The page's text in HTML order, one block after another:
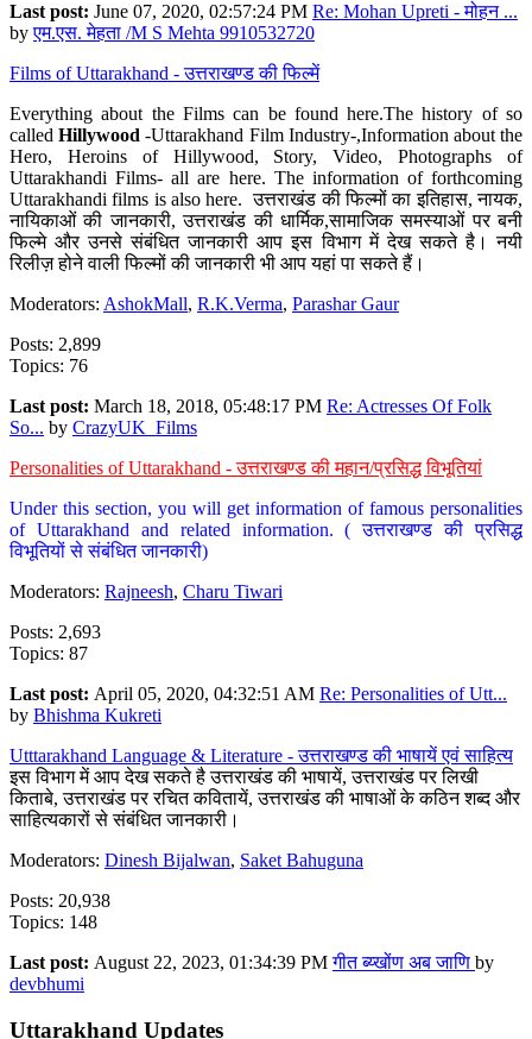
Last post: June 07, 2020, 02:57:24 PM Re: Mohan Upreti - मोहन ...
byएम.एस. मेहता /M S Mehta 9910532720
Films of Uttarakhand - उत्तराखण्ड की फिल्में
Everything about the Films can be found here.The history of so
calledHillywood-Uttarakhand Film Industry-,Information about the
Hero, Heroins of Hillywood, Story, Video, Photographs of
Uttarakhandi Films- all are here. The information of forthcoming
Uttarakhandi films is also here. उत्तराखंड की फिल्मों का इतिहास, नायक,
नायिकाओं की जानकारी, उत्तराखंड की धार्मिक,सामाजिक समस्याओं पर बनी
फिल्मे और उनसे संबंधित जानकारी आप इस विभाग में देख सकते है। नयी
रिलीज़ होने वाली फिल्मों की जानकारी भी आप यहां पा सकते हैं।
Moderators: AshokMall, R.K.Verma, Parashar Gaur
Posts: 2,899
Topics: 76
Last post: March 18, 2018, 05:48:17 PM Re: Actresses Of Folk
So... by CrazyUK_Films
Personalities of Uttarakhand - उत्तराखण्ड की महान/प्रसिद्ध विभूतियां
Under this section, you will get information of famous personalities
of Uttarakhand and related information. ( उत्तराखण्ड की प्रसिद्ध
विभूतियों से संबंधित जानकारी)
Moderators: Rajneesh, Charu Tiwari
Posts: 2,693
Topics: 87
Last post: April 05, 2020, 04:32:51 AM Re: Personalities of Utt...
by Bhishma Kukreti
Utttarakhand Language & Literature - उत्तराखण्ड की भाषायें एवं साहित्य
इस विभाग में आप देख सकते है उत्तराखंड की भाषायें, उत्तराखंड पर लिखी
किताबे, उत्तराखंड पर रचित कवितायें, उत्तराखंड की भाषाओं के कठिन शब्द और
साहित्यकारों से संबंधित जानकारी।
Moderators: Dinesh Bijalwan, Saket Bahuguna
Posts: 20,938
Topics: 148
Last post: August 22, 2023, 01:34:39 PMगीत ब्य्खोंण अब जाणि by
devbhumi
Uttarakhand Updates